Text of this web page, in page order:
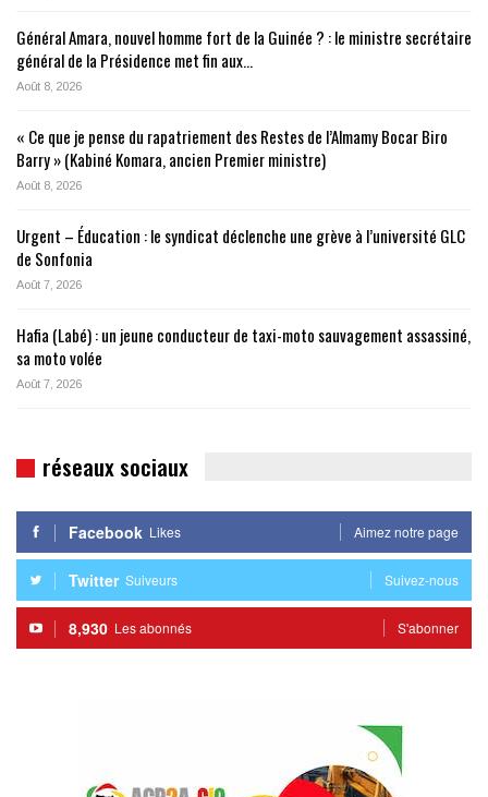
Général Amara, nouvel homme fort de la Guinée ? : le ministre secrétaire
général de la Présidence met fin aux…
Août 8, 2026
« Ce que je pense du rapatriement des Restes de l’Almamy Bocar Biro
Barry » (Kabiné Komara, ancien Premier ministre)
Août 8, 2026
Urgent – Éducation : le syndicat déclenche une grève à l’université GLC
de Sonfonia
Août 7, 2026
Hafia (Labé) : un jeune conducteur de taxi-moto sauvagement assassiné,
sa moto volée
Août 7, 2026
réseaux sociaux
Facebook Likes Aimez notre page
Twitter Suiveurs Suivez-nous
8,930 Les abonnés S'abonner